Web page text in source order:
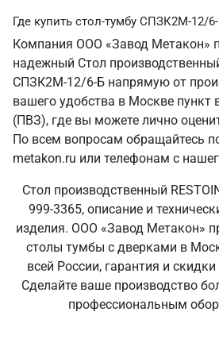
Где купить стол-тумбу СПЗК2М-12/
Компания ООО «Завод Метакон»
надежный Стол
СПЗК2М-12/6-Б напрямую от
вашего удобства в Москве пункт
(ПВЗ), где вы можете лично
По всем вопросам обращайтесь
metakon.ru или телефонам с
Стол производственный
999-3365, описание и
изделия. ООО «Завод Метакон»
столы тумбы с дверками в
всей России, гарантия и
Сделайте ваше производство
профессиональным